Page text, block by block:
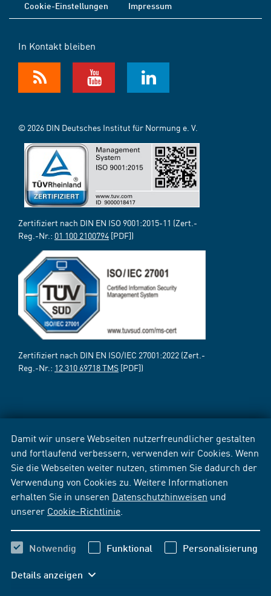
Damit wir unsere Webseiten nutzerfreundlicher gestalten
und fortlaufend verbessern, verwenden wir Cookies. Wenn
Sie die Webseiten weiter nutzen, stimmen Sie dadurch der
Verwendung von Cookies zu. Weitere Informationen
erhalten Sie in unseren Datenschutzhinweisen und
unserer Cookie-Richtlinie
Notwendig Funktional Personalisierung
Details anzeigen
Cookie-Einstellungen
Impressum
In Kontakt bleiben
© 2026 DIN Deutsches Institut für Normung e. V.
Zertifiziert nach DIN EN ISO 9001:2015-11 (Zert.-
Reg.-Nr.: 01 100 2100794 [PDF])
Zertifiziert nach DIN EN ISO/IEC 27001:2022 (Zert.-
Reg.-Nr.: 12 310 69718 TMS [PDF])